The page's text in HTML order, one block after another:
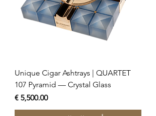
Unique Cigar Ashtrays | QUARTET
107 Pyramid — Crystal Glass
السعر